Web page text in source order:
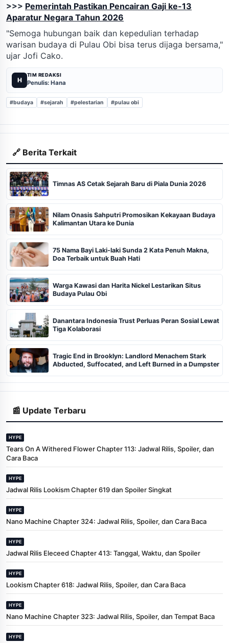
>>> Pemerintah Pastikan Pencairan Gaji ke-13
Aparatur Negara Tahun 2026
"Semoga hubungan baik dan kepedulian terhadap
warisan budaya di Pulau Obi bisa terus dijaga bersama,"
ujar Jofi Cako.
H
TIM REDAKSI
Penulis: Hana
#budaya #sejarah #pelestarian #pulau obi
🔗 Berita Terkait
Timnas AS Cetak Sejarah Baru di Piala Dunia 2026
Nilam Onasis Sahputri Promosikan Kekayaan Budaya
Kalimantan Utara ke Dunia
75 Nama Bayi Laki-laki Sunda 2 Kata Penuh Makna,
Doa Terbaik untuk Buah Hati
Warga Kawasi dan Harita Nickel Lestarikan Situs
Budaya Pulau Obi
Danantara Indonesia Trust Perluas Peran Sosial Lewat
Tiga Kolaborasi
Tragic End in Brooklyn: Landlord Menachem Stark
Abducted, Suffocated, and Left Burned in a Dumpster
📰 Update Terbaru
HYPE
Tears On A Withered Flower Chapter 113: Jadwal Rilis, Spoiler, dan
Cara Baca
HYPE
Jadwal Rilis Lookism Chapter 619 dan Spoiler Singkat
HYPE
Nano Machine Chapter 324: Jadwal Rilis, Spoiler, dan Cara Baca
HYPE
Jadwal Rilis Eleceed Chapter 413: Tanggal, Waktu, dan Spoiler
HYPE
Lookism Chapter 618: Jadwal Rilis, Spoiler, dan Cara Baca
HYPE
Nano Machine Chapter 323: Jadwal Rilis, Spoiler, dan Tempat Baca
HYPE